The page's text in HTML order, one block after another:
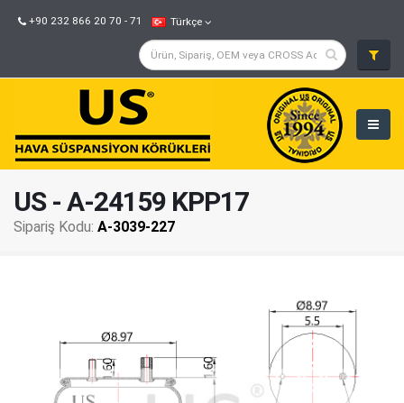
+90 232 866 20 70 - 71 Türkçe
US - A-24159 KPP17
Sipariş Kodu: A-3039-227